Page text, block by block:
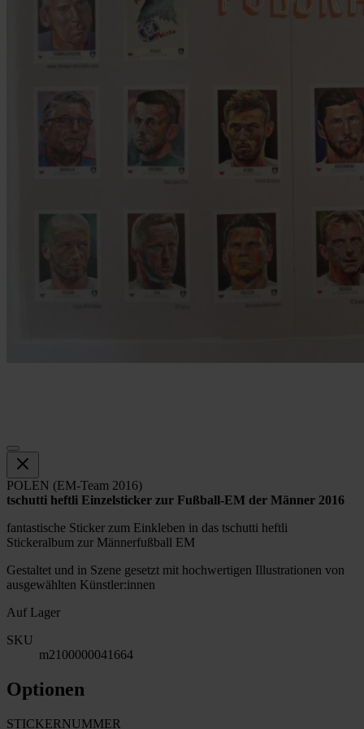
POLEN (EM-Team 2016)
tschutti heftli Einzelsticker zur Fußball-EM der Männer 2016
fantastische Sticker zum Einkleben in das tschutti heftli
Stickeralbum zur Männerfußball EM
Gestaltet und in Szene gesetzt mit hochwertigen Illustrationen von
ausgewählten Künstler:innen
Auf Lager
SKU
m2100000041664
Optionen
STICKERNUMMER